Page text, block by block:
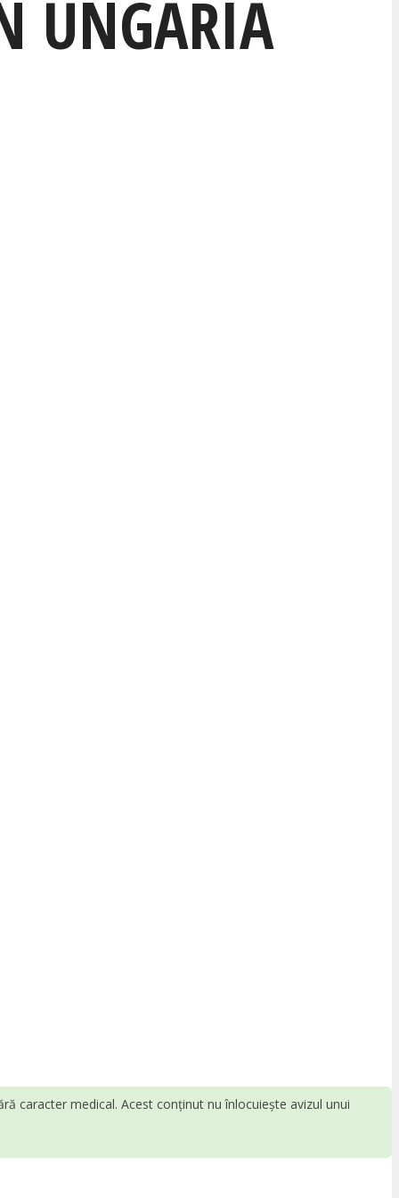
UNGARIA
caracter medical. Acest conținut nu înlocuiește avizul unui